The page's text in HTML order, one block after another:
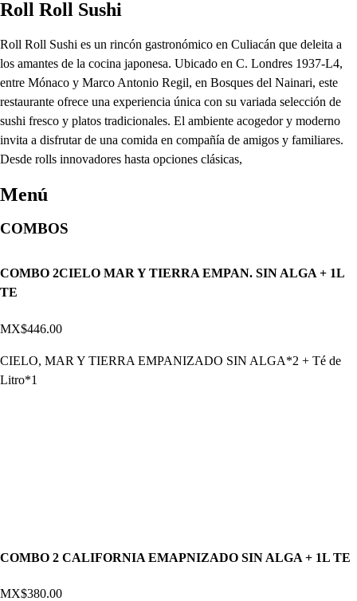
Roll Roll Sushi
Roll Roll Sushi es un rincón gastronómico en Culiacán que deleita a
los amantes de la cocina japonesa. Ubicado en C. Londres 1937-L4,
entre Mónaco y Marco Antonio Regil, en Bosques del Nainari, este
restaurante ofrece una experiencia única con su variada selección de
sushi fresco y platos tradicionales. El ambiente acogedor y moderno
invita a disfrutar de una comida en compañía de amigos y familiares.
Desde rolls innovadores hasta opciones clásicas,
Menú
COMBOS
COMBO 2CIELO MAR Y TIERRA EMPAN. SIN ALGA + 1L
TE
MX$446.00
CIELO, MAR Y TIERRA EMPANIZADO SIN ALGA*2 + Té de
Litro*1
COMBO 2 CALIFORNIA EMAPNIZADO SIN ALGA + 1L TE
MX$380.00